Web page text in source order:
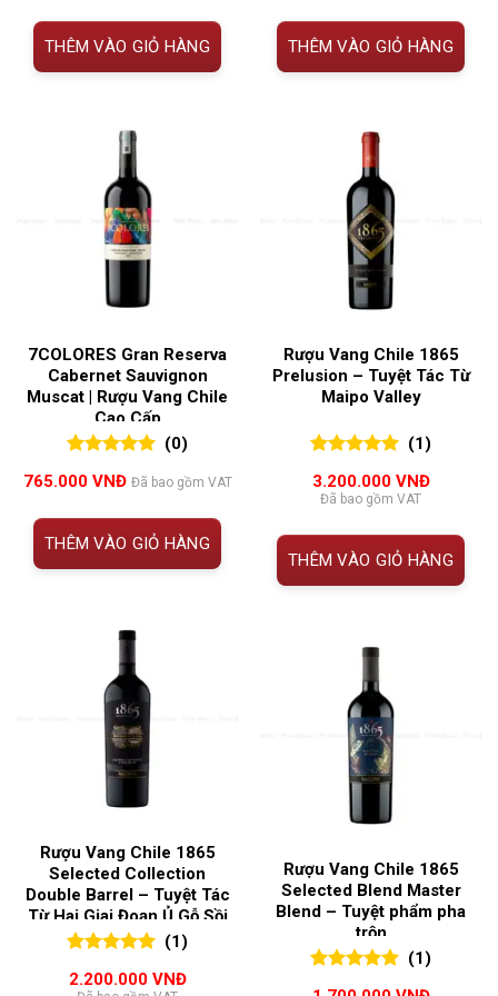
1.705.000 VNĐ. là:
1.550.000 VNĐ.
THÊM VÀO GIỎ HÀNG
2.145.000 VNĐ. là:
THÊM VÀO GIỎ HÀNG
7COLORES Gran Reserva
Cabernet Sauvignon
Muscat | Rượu Vang Chile
Cao Cấp
đánh giá
(0)
765.000 VNĐ Đã bao gồm VAT
THÊM VÀO GIỎ HÀNG
Rượu Vang Chile 1865
Prelusion – Tuyệt Tác Từ
Maipo Valley
đánh giá
(1)
3.200.000 VNĐ
Đã bao gồm VAT
THÊM VÀO GIỎ HÀNG
Rượu Vang Chile 1865
Selected Collection
Double Barrel – Tuyệt Tác
Từ Hai Giai Đoạn Ủ Gỗ Sồi
đánh giá
(1)
2.200.000 VNĐ
Rượu Vang Chile 1865
Selected Blend Master
Blend – Tuyệt phẩm pha
trộn
(1)